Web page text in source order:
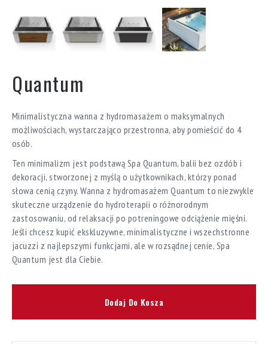
Quantum
Minimalistyczna wanna z hydromasażem o maksymalnych
możliwościach, wystarczająco przestronna, aby pomieścić do 4
osób.
Ten minimalizm jest podstawą Spa Quantum, balii bez ozdób i
dekoracji, stworzonej z myślą o użytkownikach, którzy ponad
słowa cenią czyny. Wanna z hydromasażem Quantum to niezwykle
skuteczne urządzenie do hydroterapii o różnorodnym
zastosowaniu, od relaksacji po potreningowe odciążenie mięśni.
Jeśli chcesz kupić ekskluzywne, minimalistyczne i wszechstronne
jacuzzi z najlepszymi funkcjami, ale w rozsądnej cenie, Spa
Quantum jest dla Ciebie.
Dodaj Do Kosza